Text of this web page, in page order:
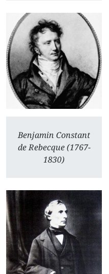
Benjamin Constant
de Rebecque (1767-
1830)